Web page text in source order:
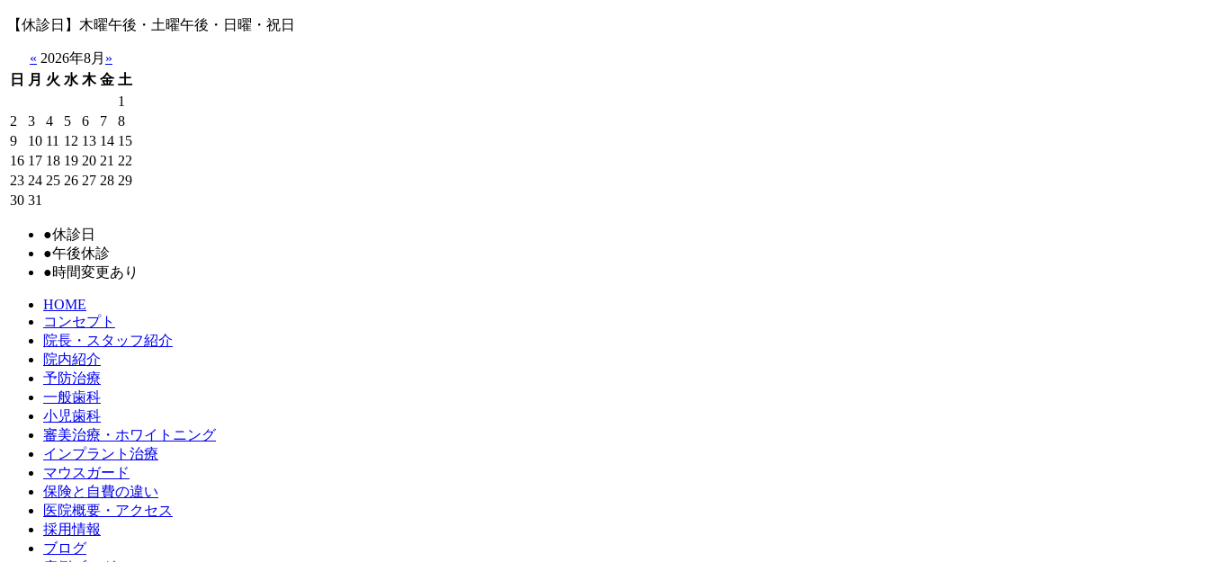
【休診日】木曜午後・土曜午後・日曜・祝日
« 2026年8月 »
日
月 火 水 木 金 土
1
2
3 4 5 6 7
8
9
10 11 12 13 14 15
16 17 18 19 20 21 22
23 24 25 26 27 28 29
30 31
●休診日
●午後休診
●時間変更あり
HOME
コンセプト
院長・スタッフ紹介
院内紹介
予防治療
一般歯科
小児歯科
審美治療・ホワイトニング
インプラント治療
マウスガード
保険と自費の違い
医院概要・アクセス
採用情報
ブログ